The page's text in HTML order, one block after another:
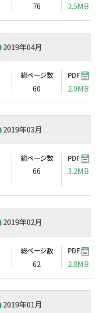
76 2.5MB
2019年04月
総ページ数
60
PDF
2.0MB
2019年03月
総ページ数
66
PDF
3.2MB
2019年02月
総ページ数
62
PDF
2.8MB
2019年01月